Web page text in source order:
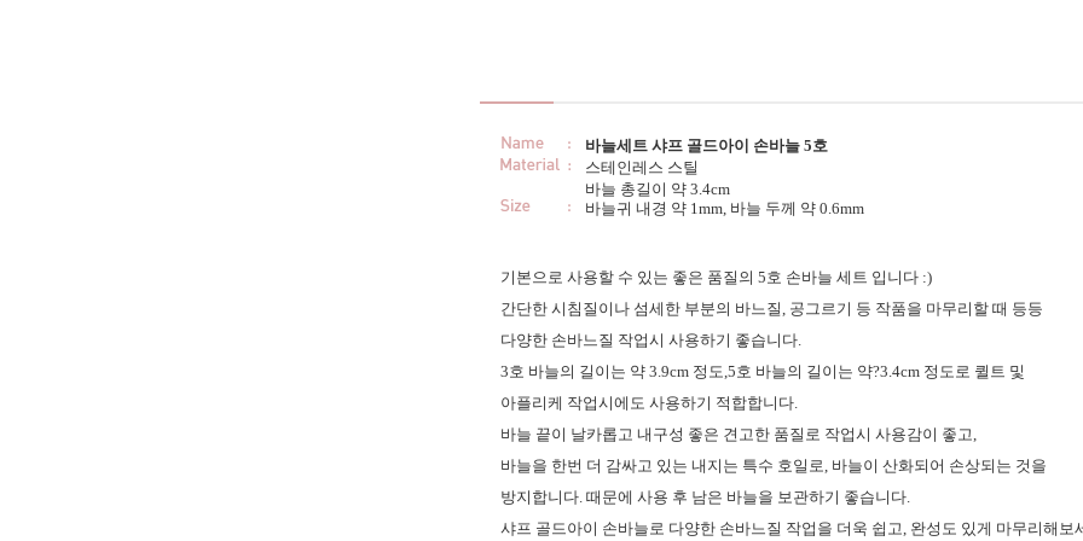
바늘세트 샤프 골드아이 손바늘 5호
스테인레스 스틸
바늘 총길이 약 3.4cm
바늘귀 내경 약 1mm, 바늘 두께 약 0.6mm
기본으로 사용할 수 있는 좋은 품질의 5호 손바늘 세트 입니다 :)
간단한 시침질이나 섬세한 부분의 바느질, 공그르기 등 작품을 마무리할 때 등등
다양한 손바느질 작업시 사용하기 좋습니다.
3호 바늘의 길이는 약 3.9cm 정도,5호 바늘의 길이는 약?3.4cm 정도로 퀼트 및
아플리케 작업시에도 사용하기 적합합니다.
바늘 끝이 날카롭고 내구성 좋은 견고한 품질로 작업시 사용감이 좋고,
바늘을 한번 더 감싸고 있는 내지는 특수 호일로, 바늘이 산화되어 손상되는 것을
방지합니다. 때문에 사용 후 남은 바늘을 보관하기 좋습니다.
샤프 골드아이 손바늘로 다양한 손바느질 작업을 더욱 쉽고, 완성도 있게 마무리해보